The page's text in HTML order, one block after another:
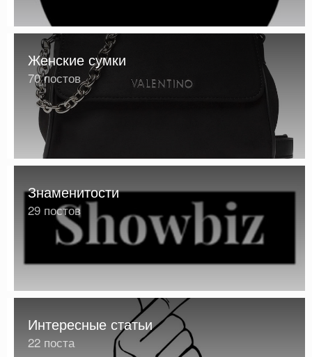
Женские сумки
70 постов
Знаменитости
29 постов
Интересные статьи
22 поста